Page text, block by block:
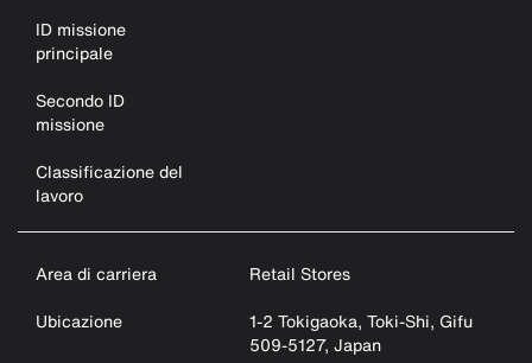
ID missione
principale
Secondo ID
missione
Classificazione del
lavoro
Area di carriera
Retail Stores
Ubicazione
1-2 Tokigaoka, Toki-Shi, Gifu
509-5127, Japan